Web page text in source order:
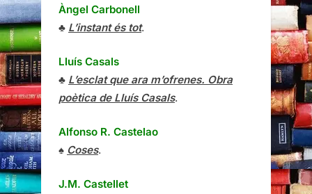
Àngel Carbonell
♣ L’instant és tot.
Lluís Casals
♣ L’esclat que ara m’ofrenes. Obra
poètica de Lluís Casals.
Alfonso R. Castelao
♠ Coses.
J.M. Castellet